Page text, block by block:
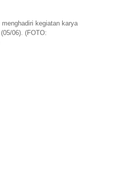
kegiatan karya
06). (FOTO: